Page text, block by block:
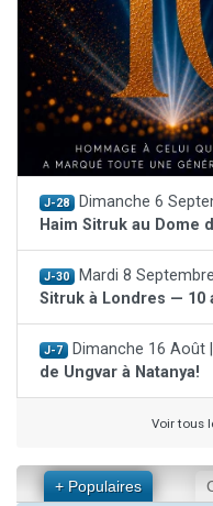
J-28 Dimanche 6
Haim Sitruk au Dome
J-30 Mardi 8 Septembre
Sitruk à Londres — 10
J-7 Dimanche 16 Août |
de Ungvar à Natanya!
Voir tous
+ Populaires